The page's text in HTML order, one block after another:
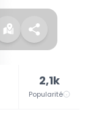
2,1k
Popularité